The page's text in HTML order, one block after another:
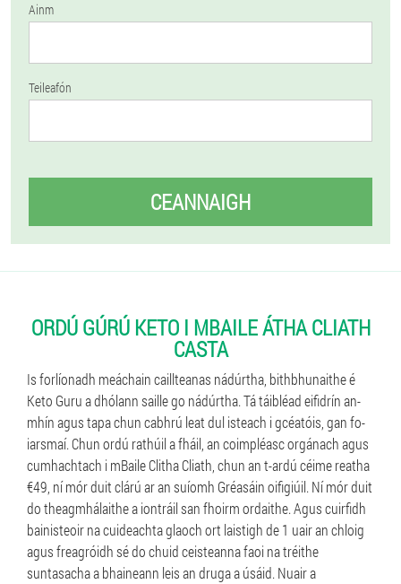
Ainm
Teileafón
CEANNAIGH
ORDÚ GÚRÚ KETO I MBAILE ÁTHA CLIATH
CASTA
Is forlíonadh meáchain caillteanas nádúrtha, bithbhunaithe é
Keto Guru a dhólann saille go nádúrtha. Tá táibléad eifidrín an-
mhín agus tapa chun cabhrú leat dul isteach i gcéatóis, gan fo-
iarsmaí. Chun ordú rathúil a fháil, an coimpléasc orgánach agus
cumhachtach i mBaile Clitha Cliath, chun an t-ardú céime reatha
€49, ní mór duit clárú ar an suíomh Gréasáin oifigiúil. Ní mór duit
do theagmhálaithe a iontráil san fhoirm ordaithe. Agus cuirfidh
bainisteoir na cuideachta glaoch ort laistigh de 1 uair an chloig
agus freagróidh sé do chuid ceisteanna faoi na tréithe
suntasacha a bhaineann leis an druga a úsáid. Nuair a